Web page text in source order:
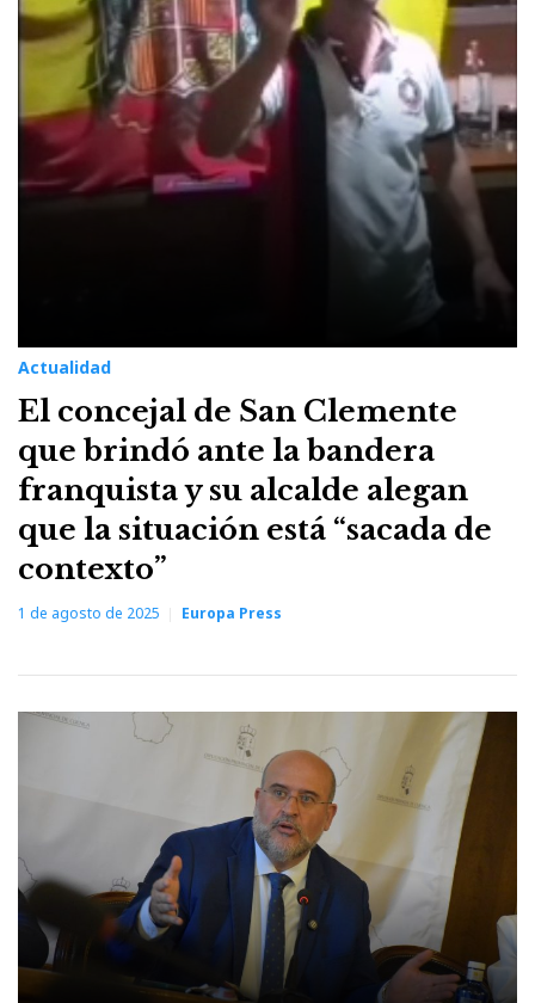
Actualidad
El concejal de San Clemente
que brindó ante la bandera
franquista y su alcalde alegan
que la situación está “sacada de
contexto”
1 de agosto de 2025 Europa Press